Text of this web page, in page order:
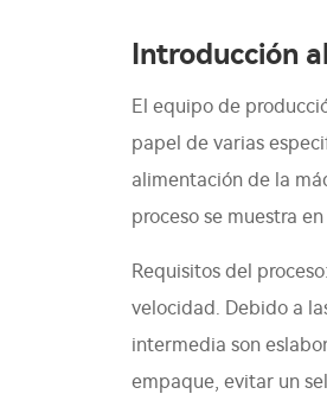
Introducción
El equipo de
papel de varias
alimentación de la
proceso se muestra
Requisitos del
velocidad. Debido a
intermedia son
empaque, evitar un